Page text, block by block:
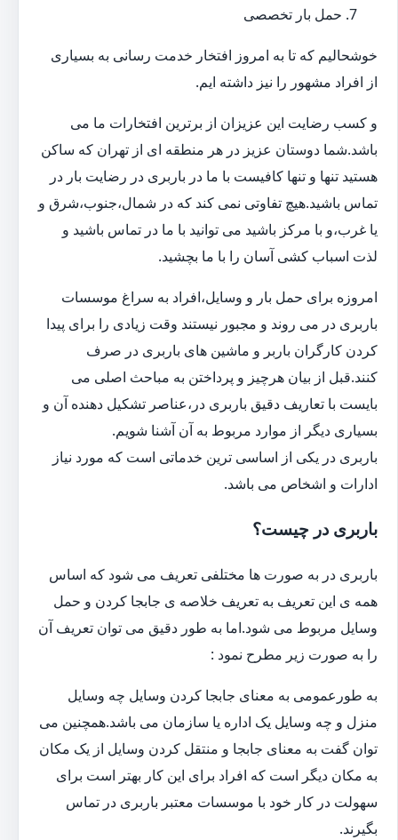
حمل بار تخصصی
خوشحالیم که تا به امروز افتخار خدمت رسانی به بسیاری
از افراد مشهور را نیز داشته ایم.
و کسب رضایت این عزیزان از برترین افتخارات ما می
باشد.شما دوستان عزیز در هر منطقه ای از تهران که ساکن
هستید تنها و تنها کافیست با ما در باربری در رضایت بار در
تماس باشید.هیچ تفاوتی نمی کند که در شمال،جنوب،شرق و
یا غرب،و با مرکز باشید می توانید با ما در تماس باشید و
لذت اسباب کشی آسان را با ما بچشید.
امروزه برای حمل بار و وسایل،افراد به سراغ موسسات
باربری در می روند و مجبور نیستند وقت زیادی را برای پیدا
کردن کارگران باربر و ماشین های باربری در صرف
کنند.قبل از بیان هرچیز و پرداختن به مباحث اصلی می
بایست با تعاریف دقیق باربری در،عناصر تشکیل دهنده آن و
بسیاری دیگر از موارد مربوط به آن آشنا شویم.
باربری در یکی از اساسی ترین خدماتی است که مورد نیاز
ادارات و اشخاص می باشد.
باربری در چیست؟
باربری در به صورت ها مختلفی تعریف می شود که اساس
همه ی این تعریف به تعریف خلاصه ی جابجا کردن و حمل
وسایل مربوط می شود.اما به طور دقیق می توان تعریف آن
را به صورت زیر مطرح نمود :
به طورعمومی به معنای جابجا کردن وسایل چه وسایل
منزل و چه وسایل یک اداره یا سازمان می باشد.همچنین می
توان گفت به معنای جابجا و منتقل کردن وسایل از یک مکان
به مکان دیگر است که افراد برای این کار بهتر است برای
سهولت در کار خود با موسسات معتبر باربری در تماس
بگیرند.